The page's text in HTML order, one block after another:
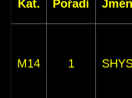
Kat. Pořadí
M14 1